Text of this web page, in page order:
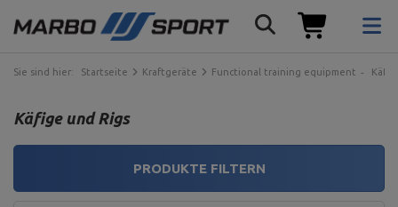
Sie sind hier: Startseite Kraftgeräte Functional training equipment
Käfige und Rigs
PRODUKTE FILTERN